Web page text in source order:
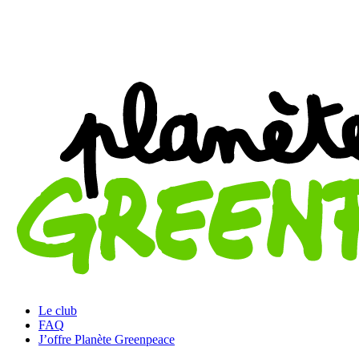
Le club
FAQ
J’offre Planète Greenpeace